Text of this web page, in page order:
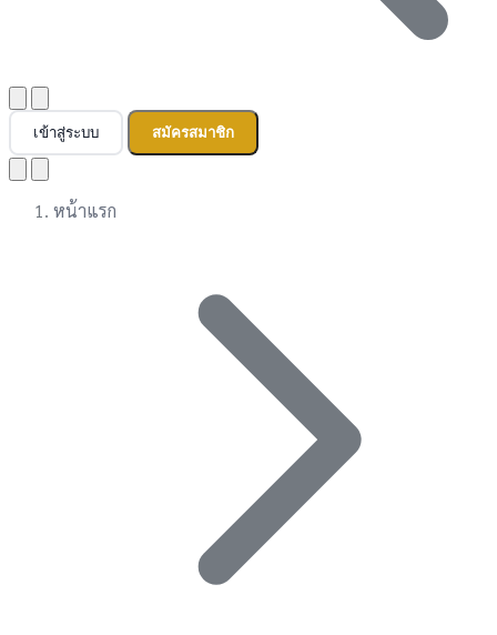
เข้าสู่ระบบ สมัครสมาชิก
หน้าแรก